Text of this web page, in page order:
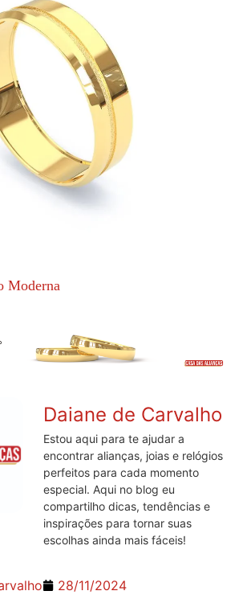
Moderna
Daiane de Carvalho
Estou aqui para te ajudar a
encontrar alianças, joias e relógios
perfeitos para cada momento
especial. Aqui no blog eu
compartilho dicas, tendências e
inspirações para tornar suas
escolhas ainda mais fáceis!
28/11/2024